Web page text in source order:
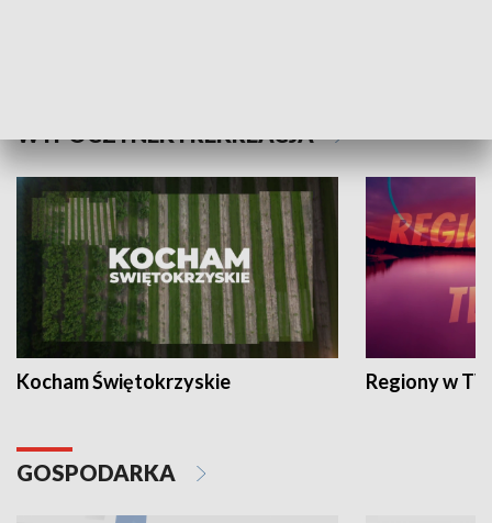
WYPOCZYNEK I REKREACJA
Kocham Świętokrzyskie Regiony w
GOSPODARKA